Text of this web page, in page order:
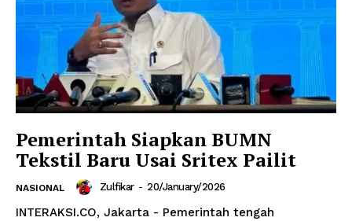
Pemerintah Siapkan BUMN
Tekstil Baru Usai Sritex Pailit
NASIONAL Zulfikar - 20/January/2026
INTERAKSI.CO, Jakarta - Pemerintah tengah